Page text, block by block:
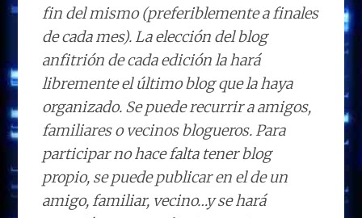
fin del mismo (preferiblemente a finales
de cada mes). La elección del blog
anfitrión de cada edición la hará
libremente el último blog que la haya
organizado. Se puede recurrir a amigos,
familiares o vecinos blogueros. Para
participar no hace falta tener blog
propio, se puede publicar en el de un
amigo, familiar, vecino…y se hará